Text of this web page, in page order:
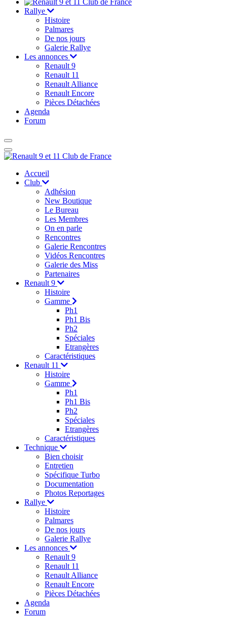
Rallye
Histoire
Palmares
De nos jours
Galerie Rallye
Les annonces
Renault 9
Renault 11
Renault Alliance
Renault Encore
Pièces Détachées
Agenda
Forum
Accueil
Club
Adhésion
New Boutique
Le Bureau
Les Membres
On en parle
Rencontres
Galerie Rencontres
Vidéos Rencontres
Galerie des Miss
Partenaires
Renault 9
Histoire
Gamme
Ph1
Ph1 Bis
Ph2
Spéciales
Etrangères
Caractéristiques
Renault 11
Histoire
Gamme
Ph1
Ph1 Bis
Ph2
Spéciales
Etrangères
Caractéristiques
Technique
Bien choisir
Entretien
Spécifique Turbo
Documentation
Photos Reportages
Rallye
Histoire
Palmares
De nos jours
Galerie Rallye
Les annonces
Renault 9
Renault 11
Renault Alliance
Renault Encore
Pièces Détachées
Agenda
Forum